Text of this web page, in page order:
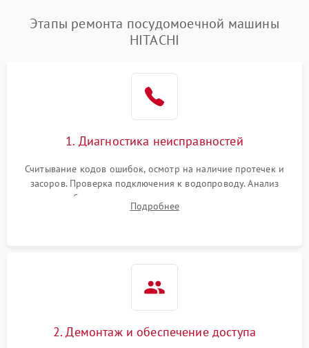
Этапы ремонта посудомоечной машины
HITACHI
1. Диагностика неисправностей
Считывание кодов ошибок, осмотр на наличие протечек и
засоров. Проверка подключения к водопроводу. Анализ
жалоб на отсутствие слива, нагрева, вращения
разбрызгивателей или срабатывание системы защиты
Подробнее
2. Демонтаж и обеспечение доступа